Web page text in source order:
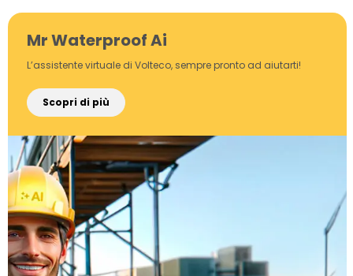
Mr Waterproof Ai
L’assistente virtuale di Volteco, sempre pronto ad aiutarti!
Scopri di più